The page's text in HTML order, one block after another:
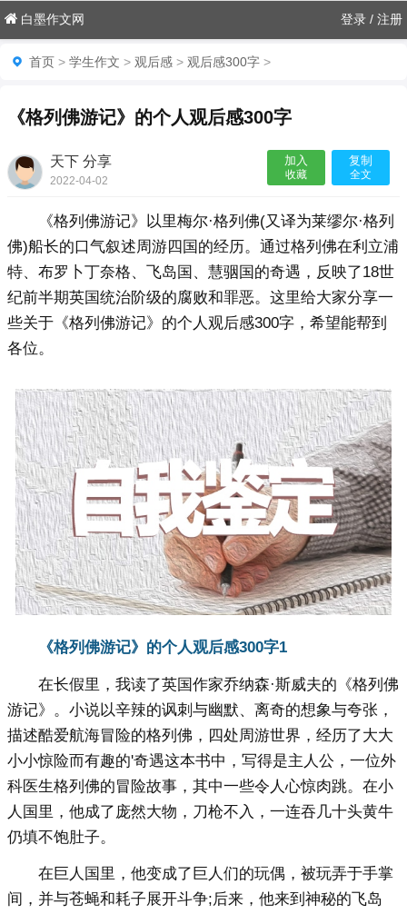
白墨作文网 登录 / 注册
首页 > 学生作文 > 观后感 > 观后感300字 >
《格列佛游记》的个人观后感300字
天下 分享
2022-04-02
加入
收藏
复制
全文
《格列佛游记》以里梅尔·格列佛(又译为莱缪尔·格列
佛)船长的口气叙述周游四国的经历。通过格列佛在利立浦
特、布罗卜丁奈格、飞岛国、慧骃国的奇遇，反映了18世
纪前半期英国统治阶级的腐败和罪恶。这里给大家分享一
些关于《格列佛游记》的个人观后感300字，希望能帮到
各位。
《格列佛游记》的个人观后感300字1
在长假里，我读了英国作家乔纳森·斯威夫的《格列佛
游记》。小说以辛辣的讽刺与幽默、离奇的想象与夸张，
描述酷爱航海冒险的格列佛，四处周游世界，经历了大大
小小惊险而有趣的'奇遇这本书中，写得是主人公，一位外
科医生格列佛的冒险故事，其中一些令人心惊肉跳。在小
人国里，他成了庞然大物，刀枪不入，一连吞几十头黄牛
仍填不饱肚子。
在巨人国里，他变成了巨人们的玩偶，被玩弄于手掌
间，并与苍蝇和耗子展开斗争;后来，他来到神秘的飞岛